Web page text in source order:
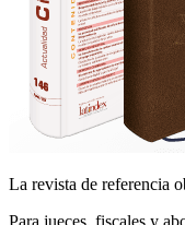
La revista de referencia